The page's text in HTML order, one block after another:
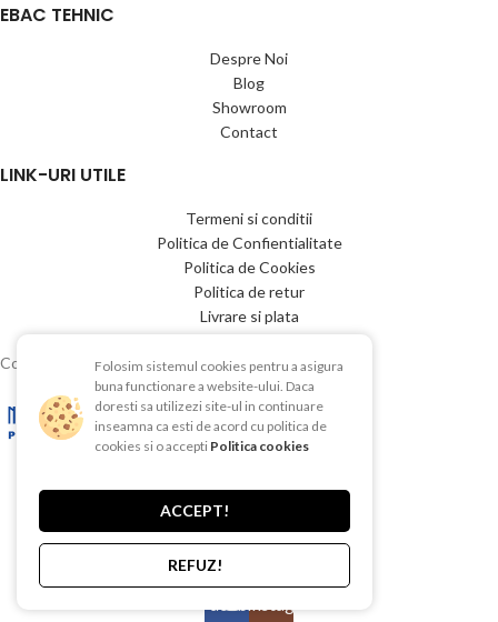
EBAC TEHNIC
Despre Noi
Blog
Showroom
Contact
LINK-URI UTILE
Termeni si conditii
Politica de Confientialitate
Politica de Cookies
Politica de retur
Livrare si plata
Copyright © 2015-2025 EBAC TEHNIC
Folosim sistemul cookies pentru a asigura
buna functionare a website-ului. Daca
doresti sa utilizezi site-ul in continuare
inseamna ca esti de acord cu politica de
cookies si o accepti Politica cookies
ACCEPT!
REFUZ!